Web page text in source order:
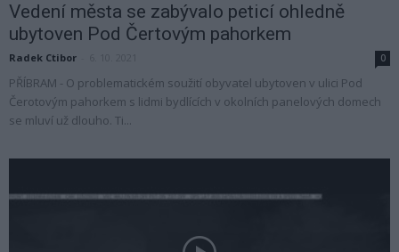
Vedení města se zabývalo peticí ohledně
ubytoven Pod Čertovým pahorkem
Radek Ctibor 0
PŘÍBRAM - O problematickém soužití obyvatel ubytoven v ulici Pod
Čerotovým pahorkem s lidmi bydlících v okolních panelových domech
se mluví už dlouho. Ti...